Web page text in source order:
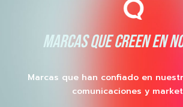
MARCAS QUE CREEN EN
Marcas que han confiado en
comunicaciones y